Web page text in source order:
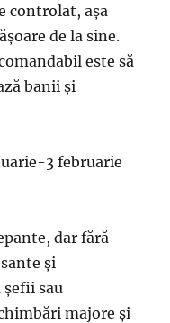
controlat, aşa
de la sine.
este să
banii şi
3 februarie
dar fără
şi
sau
majore și